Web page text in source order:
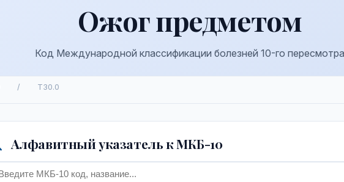
Ожог предметом
Код Международной классификации болезней 10-го пересмотра
/ T30.0
Алфавитный указатель к МКБ-10